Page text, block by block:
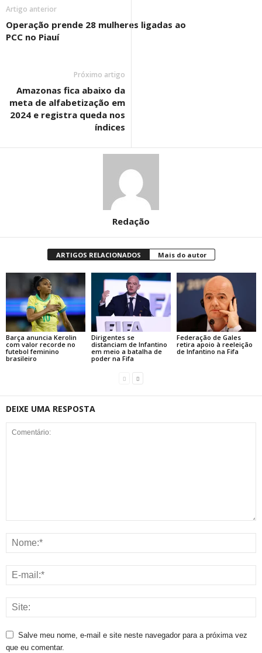
Artigo anterior
Operação prende 28 mulheres ligadas ao
PCC no Piauí
Próximo artigo
Amazonas fica abaixo da
meta de alfabetização em
2024 e registra queda nos
índices
Redação
ARTIGOS RELACIONADOS Mais do autor
Barça anuncia Kerolin
com valor recorde no
futebol feminino
brasileiro
Dirigentes se
distanciam de Infantino
em meio a batalha de
poder na Fifa
Federação de Gales
retira apoio à reeleição
de Infantino na Fifa
DEIXE UMA RESPOSTA
Salve meu nome, e-mail e site neste navegador para a próxima vez
que eu comentar.